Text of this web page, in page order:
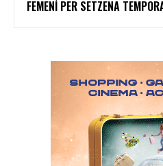
FEMENÍ PER SETZENA